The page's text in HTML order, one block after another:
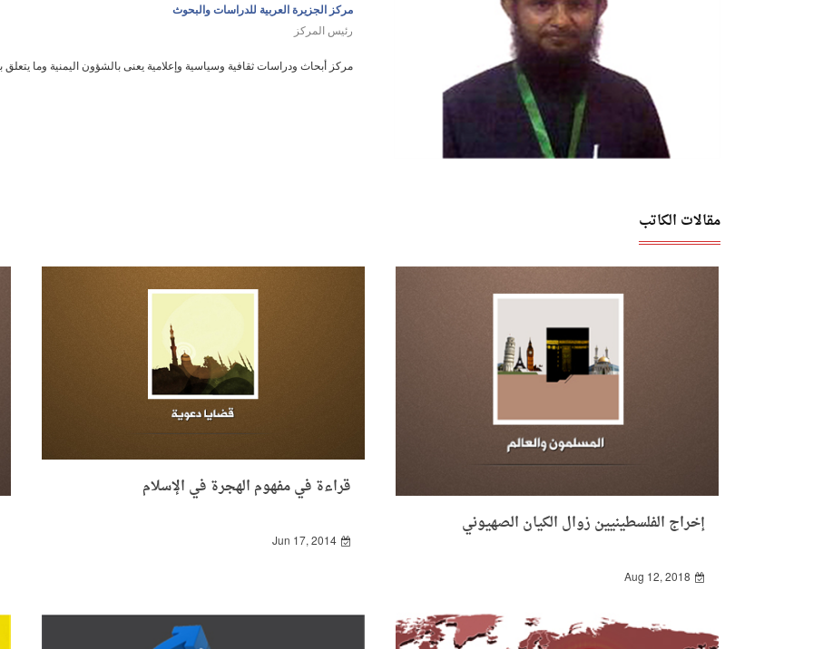
مركز الجزيرة العربية للدراسات والبحوث
رئيس المركز
مركز أبحاث ودراسات ثقافية وسياسية وإعلامية يعنى بالشؤون اليمنية وما يتعلق
مقالات الكاتب
إخراج الفلسطينيين زوال الكيان الصهيوني
Aug 12, 2018
قراءة في مفهوم الهجرة في الإسلام
Jun 17, 2014